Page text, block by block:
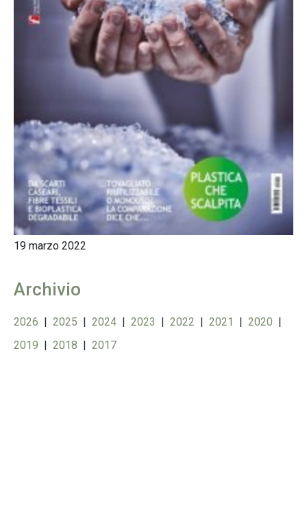
19 marzo 2022
Archivio
2026 | 2025 | 2024 | 2023 | 2022 | 2021 | 2020 |
2019 | 2018 | 2017